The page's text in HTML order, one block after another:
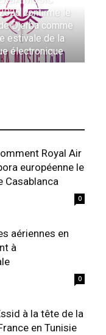
confirme le
Djerba comme
estivale de la
électronique
Royal Air
européenne le
Casablanca
0
aériennes en
à
0
à la tête de la
en Tunisie